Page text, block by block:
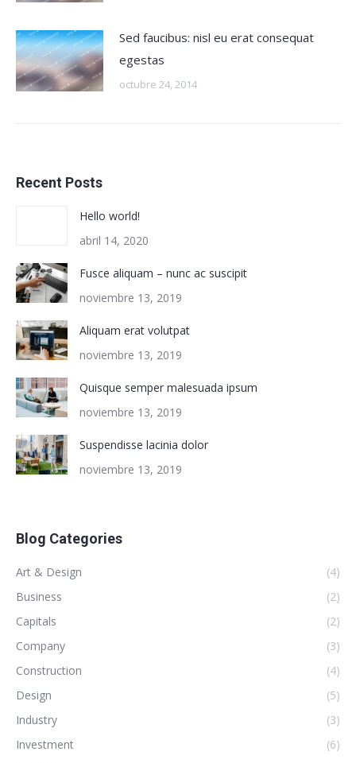
Sed faucibus: nisl eu erat consequat
egestas
octubre 24, 2014
Recent Posts
Hello world!
abril 14, 2020
Fusce aliquam – nunc ac suscipit
noviembre 13, 2019
Aliquam erat volutpat
noviembre 13, 2019
Quisque semper malesuada ipsum
noviembre 13, 2019
Suspendisse lacinia dolor
noviembre 13, 2019
Blog Categories
Art & Design
(4)
Business
(2)
Capitals
(2)
Company
(3)
Construction
(4)
Design
(5)
Industry
(3)
Investment
(6)